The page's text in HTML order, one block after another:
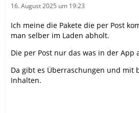
16. August 2025 um 19:23
Ich meine die Pakete die per Post
man selber im Laden abholt.
Die per Post nur das was in der App
Da gibt es Überraschungen und mit
Inhalten.